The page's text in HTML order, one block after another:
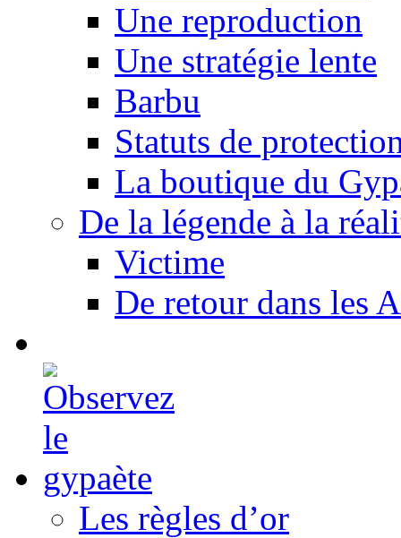
Une reproduction
Une stratégie lente
Barbu
Statuts de
La boutique du
De la légende à la
Victime
De retour dans les
Les règles d’or